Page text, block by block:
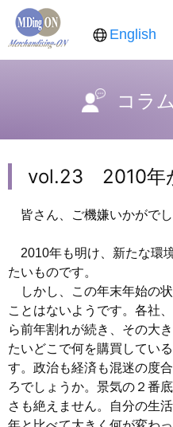
English
コラ
vol.23 2010年
皆さん、ご機嫌いかがでし
2010年も明け、新たな環
たいものです。
しかし、この年末年始の
ことはないようです。各社
ら前年割れが続き、その大
たいどこで何を購買してい
す。政治も経済も混迷の度
ろでしょうか。景気の２番
さも絶えません。自分の生